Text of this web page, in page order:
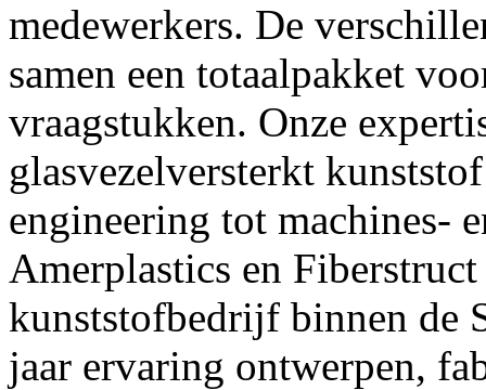
medewerkers. De
samen een totaalpakket
vraagstukken. Onze
glasvezelversterkt
engineering tot machines-
Amerplastics en
kunststofbedrijf binnen de
jaar ervaring ontwerpen,